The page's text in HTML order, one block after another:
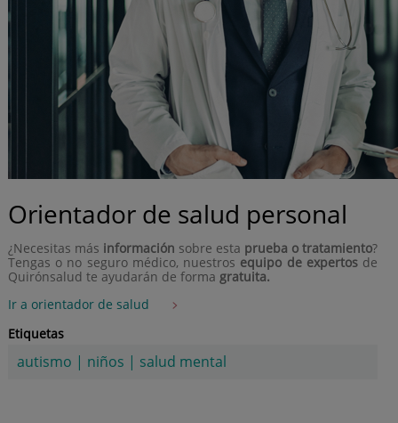
Orientador de salud personal
¿Necesitas más información sobre esta prueba o tratamiento?
Tengas o no seguro médico, nuestros equipo de expertosde
Quirónsalud te ayudarán de forma gratuita.
Ir a orientador de salud
Etiquetas
autismo | niños | salud mental